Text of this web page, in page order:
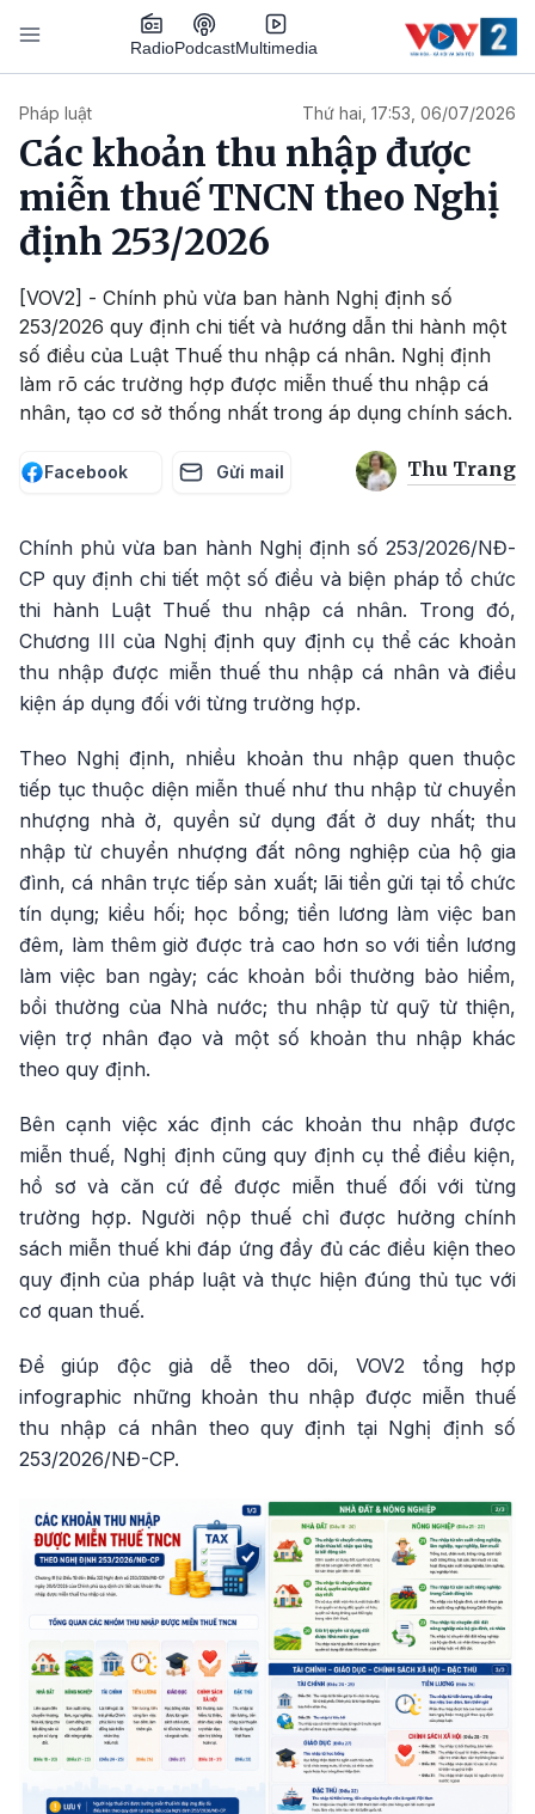
Nhảy đến nội dung
RadioPodcastMultimedia
Pháp luật Thứ hai, 17:53, 06/07/2026
Các khoản thu nhập được
miễn thuế TNCN theo Nghị
định 253/2026
[VOV2] - Chính phủ vừa ban hành Nghị định số
253/2026 quy định chi tiết và hướng dẫn thi hành một
số điều của Luật Thuế thu nhập cá nhân. Nghị định
làm rõ các trường hợp được miễn thuế thu nhập cá
nhân, tạo cơ sở thống nhất trong áp dụng chính sách.
Facebook Gửi mail Thu Trang
Chính phủ vừa ban hành Nghị định số 253/2026/NĐ-
CP quy định chi tiết một số điều và biện pháp tổ chức
thi hành Luật Thuế thu nhập cá nhân. Trong đó,
Chương III của Nghị định quy định cụ thể các khoản
thu nhập được miễn thuế thu nhập cá nhân và điều
kiện áp dụng đối với từng trường hợp.
Theo Nghị định, nhiều khoản thu nhập quen thuộc
tiếp tục thuộc diện miễn thuế như thu nhập từ chuyển
nhượng nhà ở, quyền sử dụng đất ở duy nhất; thu
nhập từ chuyển nhượng đất nông nghiệp của hộ gia
đình, cá nhân trực tiếp sản xuất; lãi tiền gửi tại tổ chức
tín dụng; kiều hối; học bổng; tiền lương làm việc ban
đêm, làm thêm giờ được trả cao hơn so với tiền lương
làm việc ban ngày; các khoản bồi thường bảo hiểm,
bồi thường của Nhà nước; thu nhập từ quỹ từ thiện,
viện trợ nhân đạo và một số khoản thu nhập khác
theo quy định.
Bên cạnh việc xác định các khoản thu nhập được
miễn thuế, Nghị định cũng quy định cụ thể điều kiện,
hồ sơ và căn cứ để được miễn thuế đối với từng
trường hợp. Người nộp thuế chỉ được hưởng chính
sách miễn thuế khi đáp ứng đầy đủ các điều kiện theo
quy định của pháp luật và thực hiện đúng thủ tục với
cơ quan thuế.
Để giúp độc giả dễ theo dõi, VOV2 tổng hợp
infographic những khoản thu nhập được miễn thuế
thu nhập cá nhân theo quy định tại Nghị định số
253/2026/NĐ-CP.